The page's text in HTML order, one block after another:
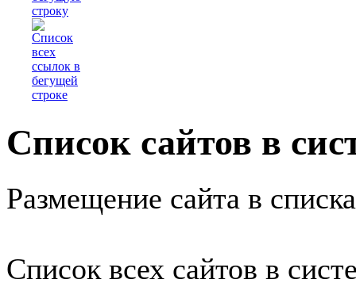
Список сайтов в
Размещение сайта в
Список всех сайтов в